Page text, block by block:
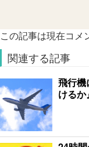
この記事は現在コメ
関連する記事
飛行
ける